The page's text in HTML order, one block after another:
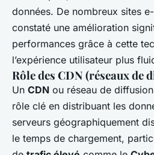
données. De nombreux sites
constaté une amélioration
performances grâce à cette
l’expérience utilisateur plus
Rôle des CDN (réseaux de
Un CDN ou réseau de
rôle clé en distribuant les
serveurs géographiquement
le temps de chargement,